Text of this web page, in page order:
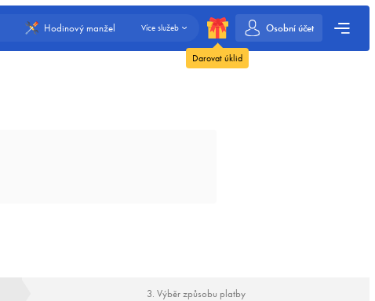
Hodinový manžel Více služeb
Darovat úklid
Osobní účet
3. Výběr způsobu platby